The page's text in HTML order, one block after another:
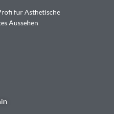
für Ästhetische
Aussehen